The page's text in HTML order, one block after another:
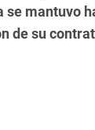
se mantuvo
de su